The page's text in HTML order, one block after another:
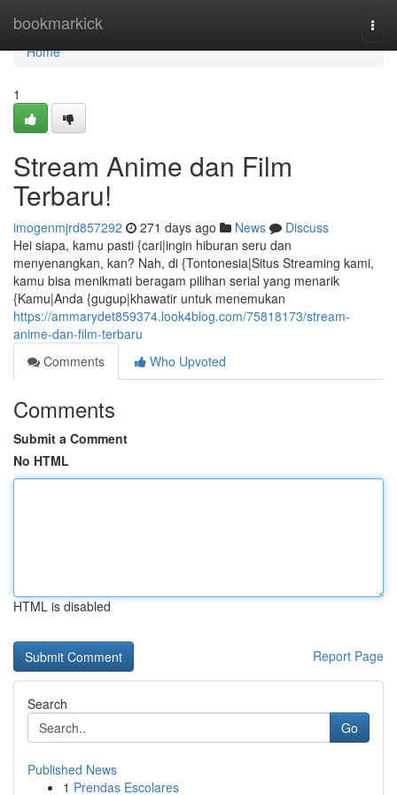
bookmarkick
Home
Home
1
Stream Anime dan Film
Terbaru!
imogenmjrd857292 271 days ago News
Discuss
Hei siapa, kamu pasti {cari|ingin hiburan seru dan
menyenangkan, kan? Nah, di {Tontonesia|Situs Streaming kami,
kamu bisa menikmati beragam pilihan serial yang menarik
{Kamu|Anda {gugup|khawatir untuk menemukan
https://ammarydet859374.look4blog.com/75818173/stream-
anime-dan-film-terbaru
Comments
Who Upvoted
Comments
Submit a Comment
No HTML
HTML is disabled
Report Page
Search
Go
Published News
1 Prendas Escolares